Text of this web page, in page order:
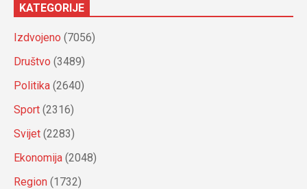
KATEGORIJE
Izdvojeno (7056)
Društvo (3489)
Politika (2640)
Sport (2316)
Svijet (2283)
Ekonomija (2048)
Region (1732)